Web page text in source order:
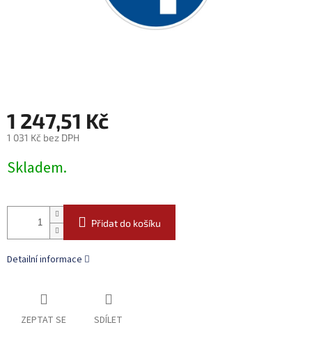
1 247,51 Kč
1 031 Kč bez DPH
cena:
Skladem.
Přidat do košíku
Detailní informace
ZEPTAT SE SDÍLET